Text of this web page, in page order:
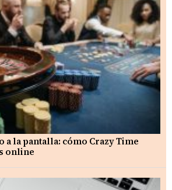
a la pantalla: cómo Crazy Time
online